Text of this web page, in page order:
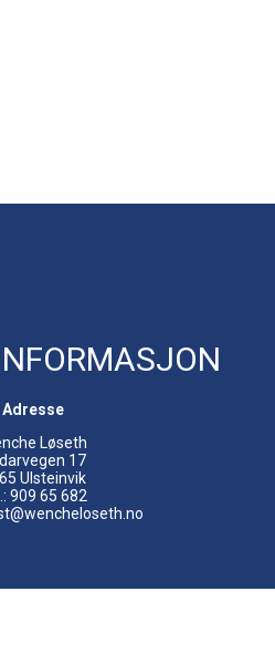
Adresse
Løseth
17
Ulsteinvik
909 65 682